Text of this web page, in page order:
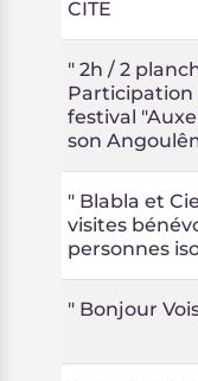
CITE
" 2h / 2
Participation
festival
son
" Blabla et
visites
personnes
" Bonjour